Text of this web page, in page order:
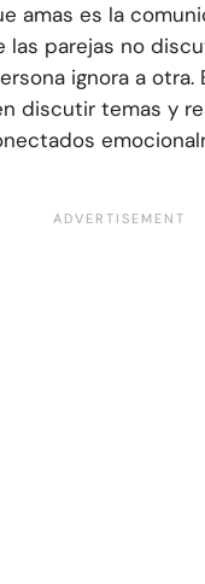
amas es la
las parejas no
ignora a otra.
discutir temas y